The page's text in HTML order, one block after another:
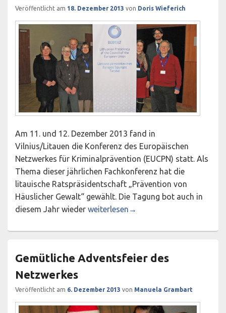
Veröffentlicht am 18. Dezember 2013 von Doris Wieferich
Am 11. und 12. Dezember 2013 fand in
Vilnius/Litauen die Konferenz des Europäischen
Netzwerkes für Kriminalprävention (EUCPN) statt. Als
Thema dieser jährlichen Fachkonferenz hat die
litauische Ratspräsidentschaft „Prävention von
Häuslicher Gewalt“ gewählt. Die Tagung bot auch in
diesem Jahr wieder Bürgermut tut allen gut auf der
weiterlesen →
Gemütliche Adventsfeier des
Netzwerkes
Veröffentlicht am 6. Dezember 2013 von Manuela Grambart